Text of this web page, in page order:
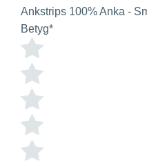
Ankstrips 100% Anka -
Betyg*